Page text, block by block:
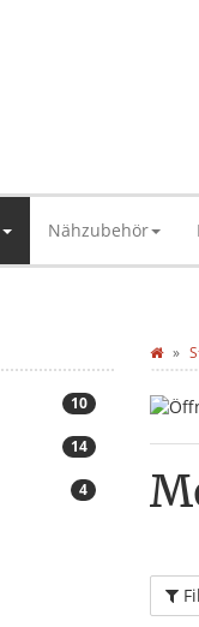
Nähzubehör
10
14
4